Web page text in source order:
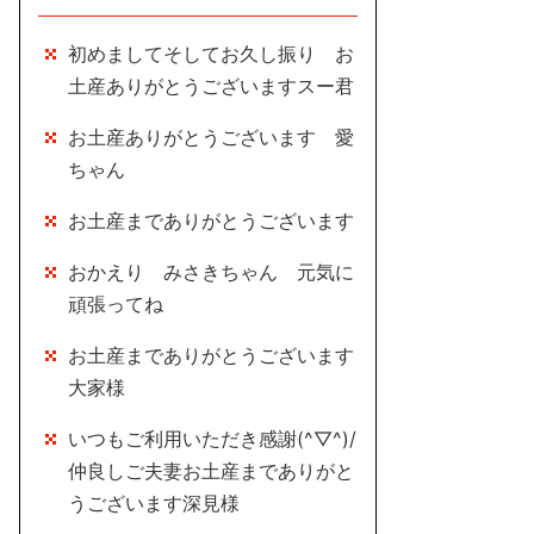
初めましてそしてお久し振り お
土産ありがとうございますスー君
お土産ありがとうございます 愛
ちゃん
お土産までありがとうございます
おかえり みさきちゃん 元気に
頑張ってね
お土産までありがとうございます
大家様
いつもご利用いただき感謝(^▽^)/
仲良しご夫妻お土産までありがと
うございます深見様